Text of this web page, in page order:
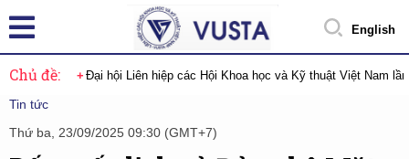
English
Chủ đề: Đại hội Liên hiệp các Hội Khoa học và Kỹ thuật Việt Nam
Tin tức
Thứ ba, 23/09/2025 09:30 (GMT+7)